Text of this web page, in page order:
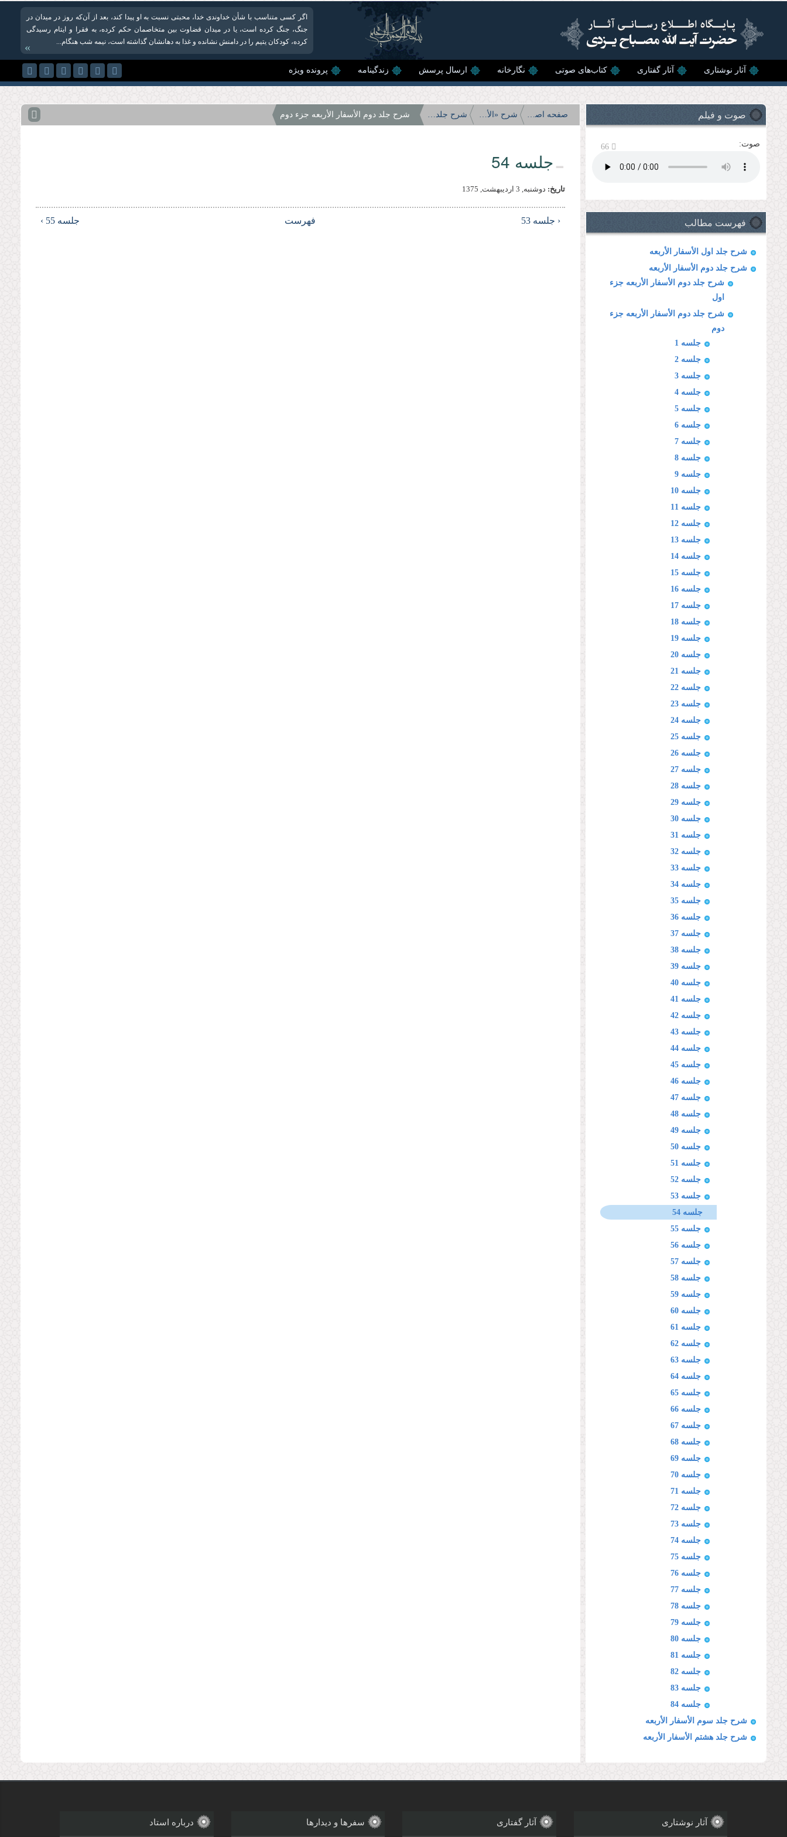
اگر کسی متناسب با شأن خداوندی خدا، محبتی نسبت به او پیدا کند، بعد از آن‌که روز در میدان در
جنگ، جنگ کرده است، یا در میدان قضاوت بین متخاصمان حکم کرده، به فقرا و ایتام رسیدگی
کرده، کودکان یتیم را در دامنش نشانده و غذا به دهانشان گذاشته است، نیمه شب هنگام...
»
آثار نوشتاری آثار گفتاری کتاب‌های صوتی نگارخانه ارسال پرسش زندگینامه پرونده ویژه
صوت و فیلم
صوت: 66
فهرست مطالب
شرح جلد اول الأسفار الأربعه
شرح جلد دوم الأسفار الأربعه
شرح جلد دوم الأسفار الأربعه جزء
اول
شرح جلد دوم الأسفار الأربعه جزء
دوم
جلسه 1
جلسه 2
جلسه 3
جلسه 4
جلسه 5
جلسه 6
جلسه 7
جلسه 8
جلسه 9
جلسه 10
جلسه 11
جلسه 12
جلسه 13
جلسه 14
جلسه 15
جلسه 16
جلسه 17
جلسه 18
جلسه 19
جلسه 20
جلسه 21
جلسه 22
جلسه 23
جلسه 24
جلسه 25
جلسه 26
جلسه 27
جلسه 28
جلسه 29
جلسه 30
جلسه 31
جلسه 32
جلسه 33
جلسه 34
جلسه 35
جلسه 36
جلسه 37
جلسه 38
جلسه 39
جلسه 40
جلسه 41
جلسه 42
جلسه 43
جلسه 44
جلسه 45
جلسه 46
جلسه 47
جلسه 48
جلسه 49
جلسه 50
جلسه 51
جلسه 52
جلسه 53
جلسه 54
جلسه 55
جلسه 56
جلسه 57
جلسه 58
جلسه 59
جلسه 60
جلسه 61
جلسه 62
جلسه 63
جلسه 64
جلسه 65
جلسه 66
جلسه 67
جلسه 68
جلسه 69
جلسه 70
جلسه 71
جلسه 72
جلسه 73
جلسه 74
جلسه 75
جلسه 76
جلسه 77
جلسه 78
جلسه 79
جلسه 80
جلسه 81
جلسه 82
جلسه 83
جلسه 84
شرح جلد سوم الأسفار الأربعه
شرح جلد هشتم الأسفار الأربعه
صفحه اصلی شرح «الأسفار الأربعه» شرح جلد دوم الأسفار الأربعه شرح جلد دوم الأسفار الأربعه جزء دوم
جلسه 54
تاریخ: دوشنبه, 3 ارديبهشت, 1375
‹ جلسه 53 فهرست جلسه 55 ›
آثار نوشتاری آثار گفتاری سفرها و دیدارها درباره استاد